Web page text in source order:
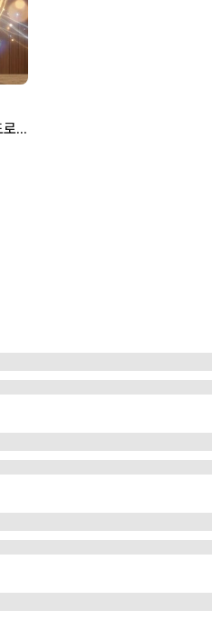
우마무스메 오구리 캡 넨도로이드 게임 애니 굿스마일 피규어 굿즈